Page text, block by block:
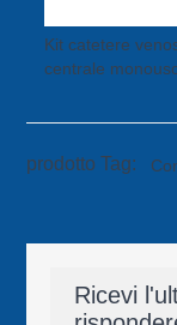
Kit catetere
centrale
prodotto Tag:
Ricevi